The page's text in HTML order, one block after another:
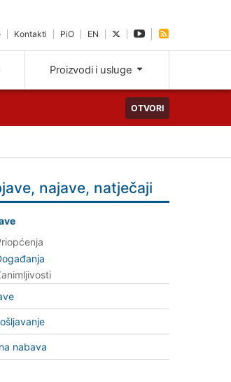
Kontakti PiO EN
Proizvodi i usluge
OTVORI
najave, natječaji
nabava